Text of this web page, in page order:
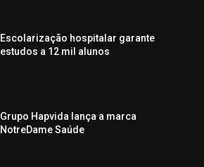
Escolarização hospitalar garante
estudos a 12 mil alunos
Grupo Hapvida lança a marca
NotreDame Saúde